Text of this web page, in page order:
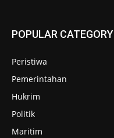
POPULAR CATEGORY
Peristiwa
Pemerintahan
Hukrim
Politik
Maritim